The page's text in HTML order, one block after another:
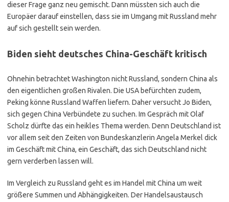
dieser Frage ganz neu gemischt. Dann müssten sich auch die
Europäer darauf einstellen, dass sie im Umgang mit Russland mehr
auf sich gestellt sein werden.
Biden sieht deutsches China-Geschäft kritisch
Ohnehin betrachtet Washington nicht Russland, sondern China als
den eigentlichen großen Rivalen. Die USA befürchten zudem,
Peking könne Russland Waffen liefern. Daher versucht Jo Biden,
sich gegen China Verbündete zu suchen. Im Gespräch mit Olaf
Scholz dürfte das ein heikles Thema werden. Denn Deutschland ist
vor allem seit den Zeiten von Bundeskanzlerin Angela Merkel dick
im Geschäft mit China, ein Geschäft, das sich Deutschland nicht
gern verderben lassen will.
Im Vergleich zu Russland geht es im Handel mit China um weit
größere Summen und Abhängigkeiten. Der Handelsaustausch